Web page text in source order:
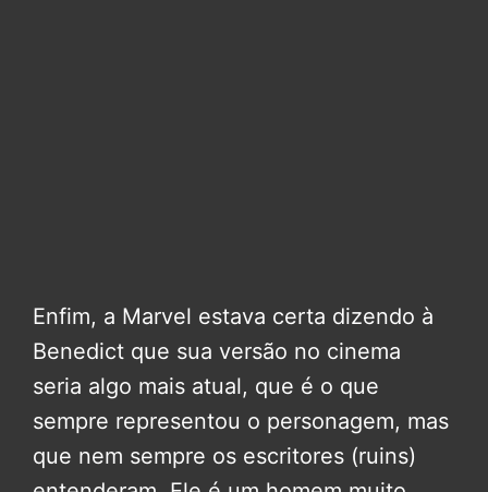
Enfim, a Marvel estava certa dizendo à
Benedict que sua versão no cinema
seria algo mais atual, que é o que
sempre representou o personagem, mas
que nem sempre os escritores (ruins)